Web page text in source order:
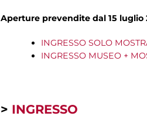
Aperture prevendite dal 15 luglio
INGRESSO SOLO
INGRESSO MUSEO +
> INGRESSO